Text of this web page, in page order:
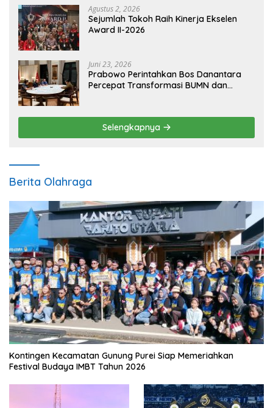
Agustus 2, 2026
Sejumlah Tokoh Raih Kinerja Ekselen
Award II-2026
Juni 23, 2026
Prabowo Perintahkan Bos Danantara
Percepat Transformasi BUMN dan
Selengkapnya
Berita Olahraga
Kontingen Kecamatan Gunung Purei Siap Memeriahkan
Festival Budaya IMBT Tahun 2026